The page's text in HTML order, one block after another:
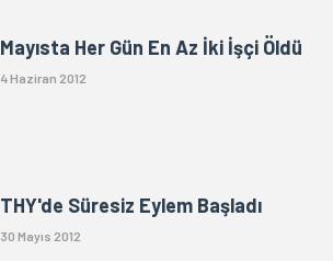
Mayısta Her Gün En Az İki İşçi Öldü
4 Haziran 2012
THY'de Süresiz Eylem Başladı
30 Mayıs 2012